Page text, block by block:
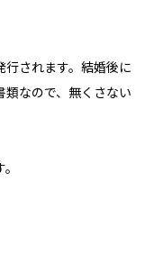
行されます。結婚後に
類なので、無くさない